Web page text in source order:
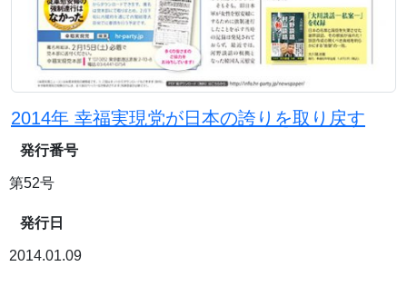
2014年 幸福実現党が日本の誇りを取り戻す
発行番号
第52号
発行日
2014.01.09